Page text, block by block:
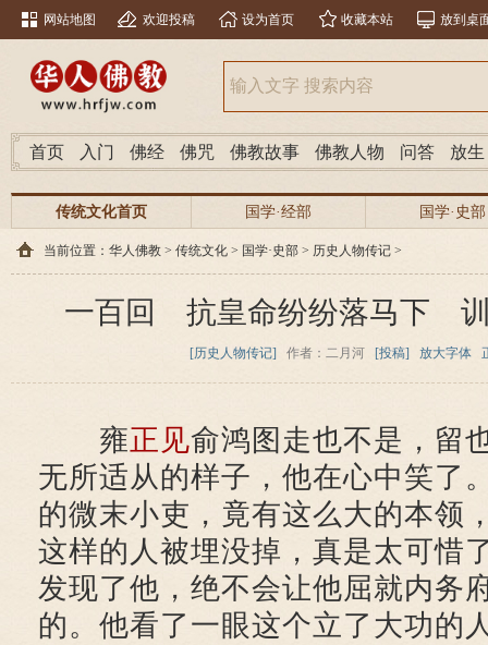
网站地图 欢迎投稿 设为首页 收藏本站 放到桌
首页 入门 佛经 佛咒 佛教故事 佛教人物 问答 放生
传统文化首页 国学·经部 国学·史部
当前位置： 华人佛教 > 传统文化 > 国学·史部 > 历史人物传记 >
一百回 抗皇命纷纷落马下 训
[历史人物传记] 作者：二月河 [投稿] 放大字体
雍正见俞鸿图走也不是，留
无所适从的样子，他在心中笑了
的微末小吏，竟有这么大的本领
这样的人被埋没掉，真是太可惜
发现了他，绝不会让他屈就内务
的。他看了一眼这个立了大功的